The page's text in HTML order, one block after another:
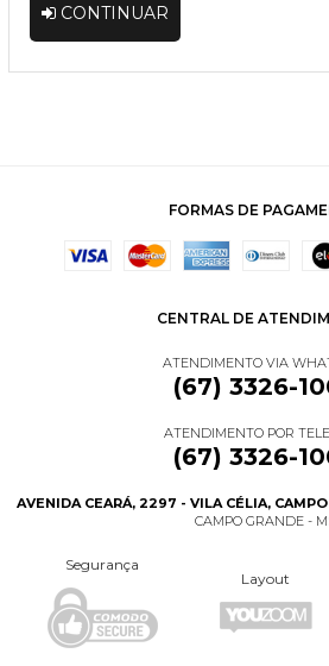
CONTINUAR
FORMAS DE
CENTRAL DE
ATENDIMENTO VIA
(67) 3326-
ATENDIMENTO POR
(67) 3326-
AVENIDA CEARÁ, 2297 - VILA CÉLIA,
CAMPO GRANDE -
Segurança
Layout